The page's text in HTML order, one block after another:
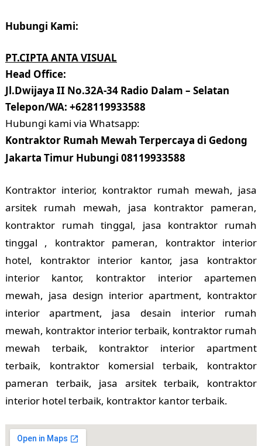
Hubungi Kami:
PT.CIPTA ANTA VISUAL
Head Office:
Jl.Dwijaya II No.32A-34 Radio Dalam – Selatan
Telepon/WA: +628119933588
Hubungi kami via Whatsapp:
Kontraktor Rumah Mewah Terpercaya di Gedong
Jakarta Timur Hubungi 08119933588
Kontraktor interior, kontraktor rumah mewah, jasa
arsitek rumah mewah, jasa kontraktor pameran,
kontraktor rumah tinggal, jasa kontraktor rumah
tinggal , kontraktor pameran, kontraktor interior
hotel, kontraktor interior kantor, jasa kontraktor
interior kantor, kontraktor interior apartemen
mewah, jasa design interior apartment, kontraktor
interior apartment, jasa desain interior rumah
mewah, kontraktor interior terbaik, kontraktor rumah
mewah terbaik, kontraktor interior apartment
terbaik, kontraktor komersial terbaik, kontraktor
pameran terbaik, jasa arsitek terbaik, kontraktor
interior hotel terbaik, kontraktor kantor terbaik.